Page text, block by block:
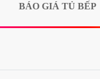
BÁO GIÁ TỦ BẾP